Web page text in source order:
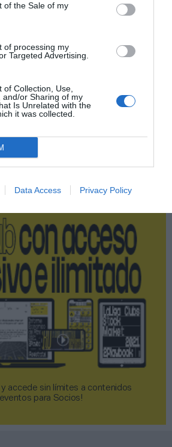
of the Sale of my
of processing my
Targeted Advertising.
of Collection, Use,
and/or Sharing of my
Is Unrelated with the
it was collected.
Data Access Privacy Policy
y accede sin límites a contenidos
para Socios!​​​​​​​